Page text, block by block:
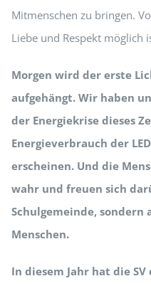
Mitmenschen zu bringen.
Liebe und Respekt möglich
Morgen wird der erste
aufgehängt. Wir haben
der Energiekrise dieses
Energieverbrauch der
erscheinen. Und die
wahr und freuen sich
Schulgemeinde, sondern
Menschen.
In diesem Jahr hat die